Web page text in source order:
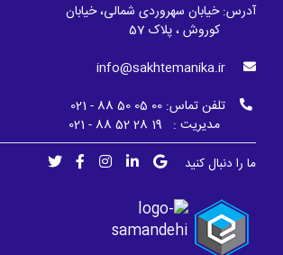
آدرس: خیابان سهروردی شمالی، خیابان
کوروش ، پلاک 57
info@sakhtemanika.ir
تلفن تماس: 00 05 50 88 - 021
مدیریت : 19 28 52 88 - 021
ما را دنبال کنید